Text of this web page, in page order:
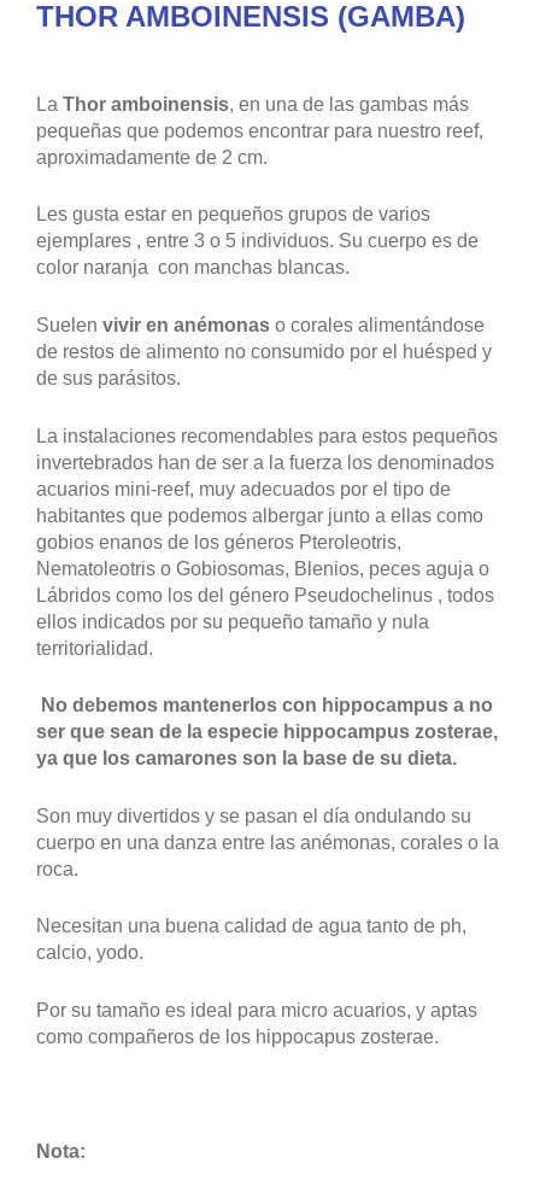
THOR AMBOINENSIS (GAMBA)
La Thor amboinensis, en una de las gambas más
pequeñas que podemos encontrar para nuestro reef,
aproximadamente de 2 cm.
Les gusta estar en pequeños grupos de varios
ejemplares , entre 3 o 5 individuos. Su cuerpo es de
color naranja con manchas blancas.
Suelen vivir en anémonas o corales alimentándose
de restos de alimento no consumido por el huésped y
de sus parásitos.
La instalaciones recomendables para estos pequeños
invertebrados han de ser a la fuerza los denominados
acuarios mini-reef, muy adecuados por el tipo de
habitantes que podemos albergar junto a ellas como
gobios enanos de los géneros Pteroleotris,
Nematoleotris o Gobiosomas, Blenios, peces aguja o
Lábridos como los del género Pseudochelinus , todos
ellos indicados por su pequeño tamaño y nula
territorialidad.
No debemos mantenerlos con hippocampus a no
ser que sean de la especie hippocampus zosterae,
ya que los camarones son la base de su dieta.
Son muy divertidos y se pasan el día ondulando su
cuerpo en una danza entre las anémonas, corales o la
roca.
Necesitan una buena calidad de agua tanto de ph,
calcio, yodo.
Por su tamaño es ideal para micro acuarios, y aptas
como compañeros de los hippocapus zosterae.
Nota: